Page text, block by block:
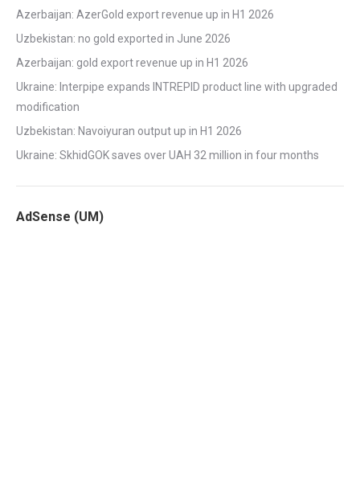
Azerbaijan: AzerGold export revenue up in H1 2026
Uzbekistan: no gold exported in June 2026
Azerbaijan: gold export revenue up in H1 2026
Ukraine: Interpipe expands INTREPID product line with upgraded
modification
Uzbekistan: Navoiyuran output up in H1 2026
Ukraine: SkhidGOK saves over UAH 32 million in four months
AdSense (UM)